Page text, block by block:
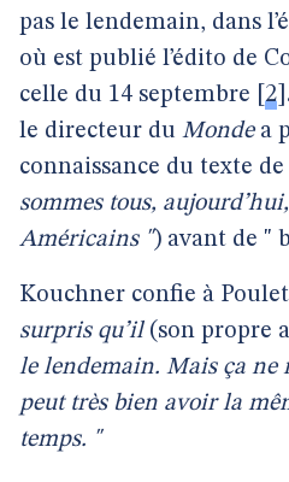
pas le lendemain, dans
où est publié l’édito de
celle du 14 septembre
2
le directeur du Mondea
connaissance du texte
sommes tous,
Américains ") avant de "
Kouchner confie à
surpris qu’il(son propre
le lendemain. Mais ça ne
peut très bien avoir la
temps. "